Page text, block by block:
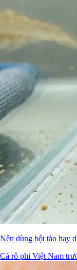
Nên dùng bột tảo hay
Cá rô phi Việt Nam